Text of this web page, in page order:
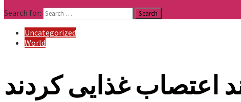
Search for:
Uncategorized
World
اعتصاب غذایی کردند